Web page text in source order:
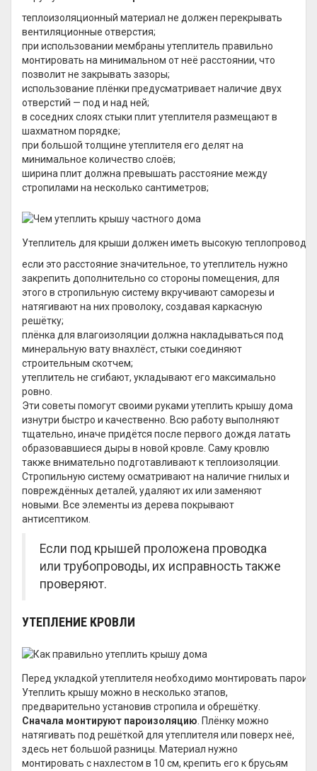
теплоизоляционный материал не должен перекрывать
вентиляционные отверстия;
при использовании мембраны утеплитель правильно
монтировать на минимальном от неё расстоянии, что
позволит не закрывать зазоры;
использование плёнки предусматривает наличие двух
отверстий — под и над ней;
в соседних слоях стыки плит утеплителя размещают в
шахматном порядке;
при большой толщине утеплителя его делят на
минимальное количество слоёв;
ширина плит должна превышать расстояние между
стропилами на несколько сантиметров;
Утеплитель для крыши должен иметь высокую
если это расстояние значительное, то утеплитель нужно
закрепить дополнительно со стороны помещения, для
этого в стропильную систему вкручивают саморезы и
натягивают на них проволоку, создавая каркасную
решётку;
плёнка для влагоизоляции должна накладываться под
минеральную вату внахлёст, стыки соединяют
строительным скотчем;
утеплитель не сгибают, укладывают его максимально
ровно.
Эти советы помогут своими руками утеплить крышу дома
изнутри быстро и качественно. Всю работу выполняют
тщательно, иначе придётся после первого дождя латать
образовавшиеся дыры в новой кровле. Саму кровлю
также внимательно подготавливают к теплоизоляции.
Стропильную систему осматривают на наличие гнилых и
повреждённых деталей, удаляют их или заменяют
новыми. Все элементы из дерева покрывают
антисептиком.
Если под крышей проложена проводка
или трубопроводы, их исправность также
проверяют.
УТЕПЛЕНИЕ КРОВЛИ
Перед укладкой утеплителя необходимо монтировать
Утеплить крышу можно в несколько этапов,
предварительно установив стропила и обрешётку.
Сначала монтируют пароизоляцию . Плёнку можно
натягивать под решёткой для утеплителя или поверх неё,
здесь нет большой разницы. Материал нужно
монтировать с нахлестом в 10 см, крепить его к брусьям